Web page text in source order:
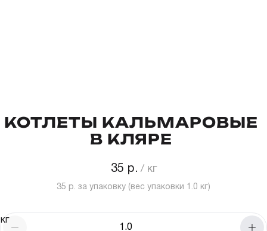
КОТЛЕТЫ КАЛЬМАРОВЫЕ
В КЛЯРЕ
35 р.
35 р. за упаковку (вес упаковки 1.0 кг)
кг